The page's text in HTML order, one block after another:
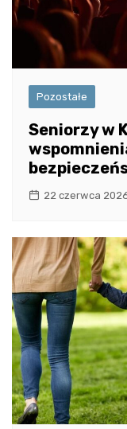
Pozostałe
Seniorzy w
22 czerwca